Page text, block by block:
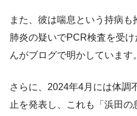
また、彼は喘息という持病
肺炎の疑いでPCR検査を受
んがブログで明かしています。
さらに、2024年4月には体調
止を発表し、これも「浜田